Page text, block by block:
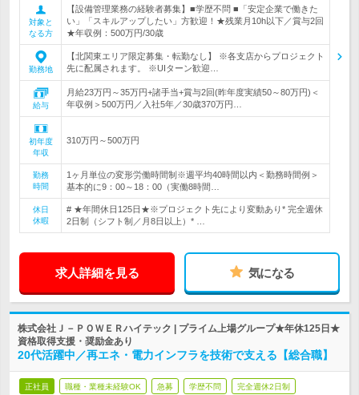
対象と
なる方
【設備管理業務の経験者募集】■学歴不問 ■「安定企業で働きた
い」「スキルアップしたい」方歓迎！★残業月10h以下／賞与2回
★年収例：500万円/30歳
勤務地
【北関東エリア限定募集・転勤なし】 ※各支店からプロジェクト
先に配属されます。 ※UIターン歓迎…
給与
月給23万円～35万円+諸手当+賞与2回(昨年度実績50～80万円)＜
年収例＞500万円／入社5年／30歳370万円…
初年度
年収
310万円～500万円
勤務
時間
1ヶ月単位の変形労働時間制※週平均40時間以内＜勤務時間例＞
基本的に9：00～18：00（実働8時間…
休日
休暇
# ★年間休日125日★※プロジェクト先により変動あり* 完全週休
2日制（シフト制／月8日以上）* …
求人詳細を見る 気になる
株式会社Ｊ－ＰＯＷＥＲハイテック | プライム上場グループ★年休125日★
資格取得支援・奨励金あり
20代活躍中／再エネ・電力インフラを技術で支える【総合職】
正社員 職種・業種未経験OK 急募 学歴不問 完全週休2日制